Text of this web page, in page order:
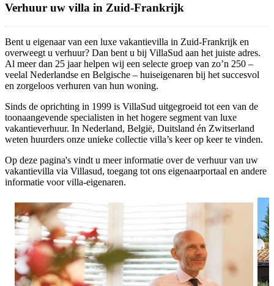
Verhuur uw villa in Zuid-Frankrijk
Bent u eigenaar van een luxe vakantievilla in Zuid-Frankrijk en
overweegt u verhuur? Dan bent u bij VillaSud aan het juiste adres.
Al meer dan 25 jaar helpen wij een selecte groep van zo’n 250 –
veelal Nederlandse en Belgische – huiseigenaren bij het succesvol
en zorgeloos verhuren van hun woning.
Sinds de oprichting in 1999 is VillaSud uitgegroeid tot een van de
toonaangevende specialisten in het hogere segment van luxe
vakantieverhuur. In Nederland, België, Duitsland én Zwitserland
weten huurders onze unieke collectie villa’s keer op keer te vinden.
Op deze pagina's vindt u meer informatie over de verhuur van uw
vakantievilla via Villasud, toegang tot ons eigenaarportaal en andere
informatie voor villa-eigenaren.